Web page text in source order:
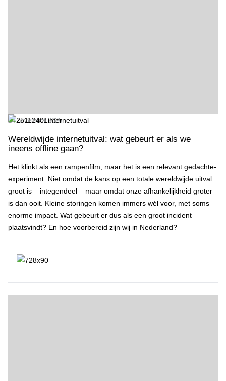
24 november 2025
Wereldwijde internetuitval: wat gebeurt er als we
ineens offline gaan?
Het klinkt als een rampenfilm, maar het is een relevant gedachte-
experiment. Niet omdat de kans op een totale wereldwijde uitval
groot is – integendeel – maar omdat onze afhankelijkheid groter
is dan ooit. Kleine storingen komen immers wél voor, met soms
enorme impact. Wat gebeurt er dus als een groot incident
plaatsvindt? En hoe voorbereid zijn wij in Nederland?